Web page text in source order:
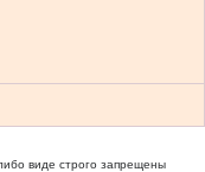
виде строго запрещены